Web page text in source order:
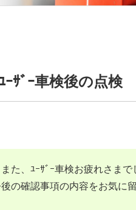
ｻﾞｰ車検後の点検
た、ﾕｰｻﾞｰ車検お疲れさまで
の確認事項の内容をお気に